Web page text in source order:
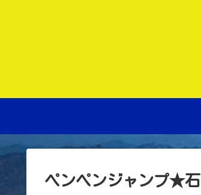
ペンペンジャンプ★